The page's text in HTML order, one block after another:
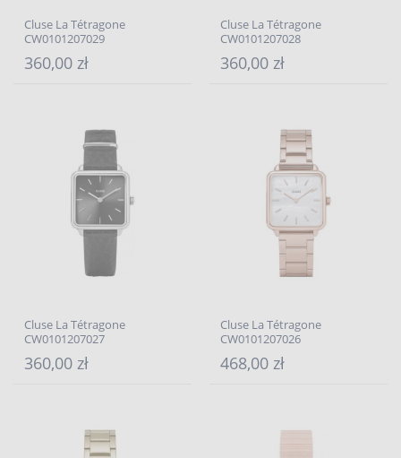
Cluse La Tétragone
CW0101207029
360,00 zł
Cluse La Tétragone
CW0101207028
360,00 zł
Cluse La Tétragone
CW0101207027
360,00 zł
Cluse La Tétragone
CW0101207026
468,00 zł